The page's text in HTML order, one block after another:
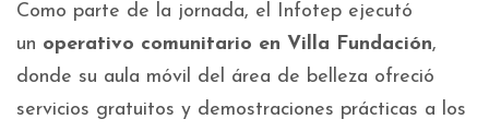
Como parte de la jornada, el Infotep ejecutó
un operativo comunitario en Villa Fundación,
donde su aula móvil del área de belleza ofreció
servicios gratuitos y demostraciones prácticas a los